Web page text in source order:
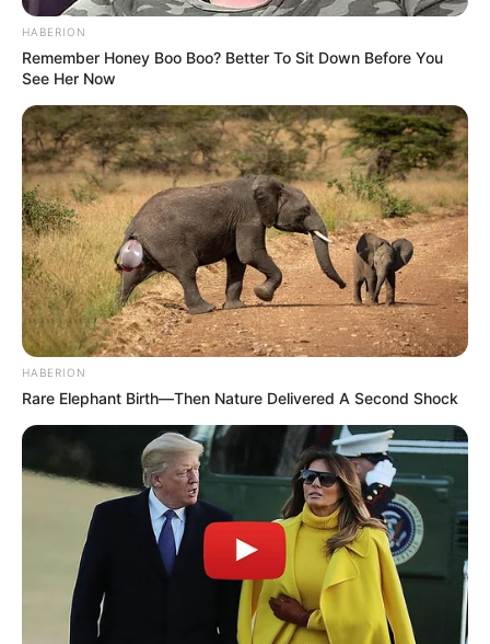
Tags Apghat Gujarat News Suicide Surat
Surat News
સુરત
અમારી યુટ્યુબ ચેનલ ને Subscribe કરો
Latest News
અમદાવાદમાં મેયરને જોતા જ 3 દિવસથી પાણીમાં
રહેલા લોકોનો બાટલો ફાટ્યો
2 weeks ago
‘વિદ્યાર્થીઓને મારવાનો આદેશ કોણે આપ્યો, પેલેટ
HABERION
Remember Honey Boo Boo? Better To Sit Down Before You
See Her Now
HABERION
Rare Elephant Birth—Then Nature Delivered A Second Shock